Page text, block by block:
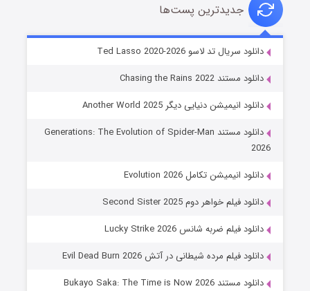
خاندان اژدها فصل ۳
جادوگری در مغولستان
جدیدترین پست‌ها
دانلود سریال تد لاسو Ted Lasso 2020-2026
دانلود مستند Chasing the Rains 2022
دانلود انیمیشن دنیایی دیگر Another World 2025
دانلود مستند Generations: The Evolution of Spider-Man
2026
دانلود انیمیشن تکامل Evolution 2026
دانلود فیلم خواهر دوم Second Sister 2025
دانلود فیلم ضربه شانس Lucky Strike 2026
دانلود فیلم مرده شیطانی در آتش Evil Dead Burn 2026
دانلود مستند Bukayo Saka: The Time is Now 2026